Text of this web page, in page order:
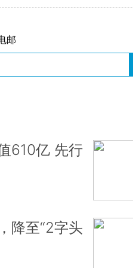
邮
610亿 先行
降至“2字头